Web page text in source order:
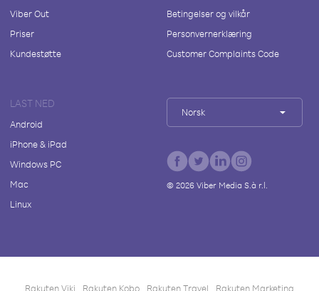
Viber Out
Priser
Kundestøtte
Betingelser og vilkår
Personvernerklæring
Customer Complaints Code
LAST NED
Android
iPhone & iPad
Windows PC
Mac
Linux
Norsk
© 2026Viber Media S.à r.l.
Rakuten Viki Rakuten Kobo Rakuten Travel Rakuten Marketing